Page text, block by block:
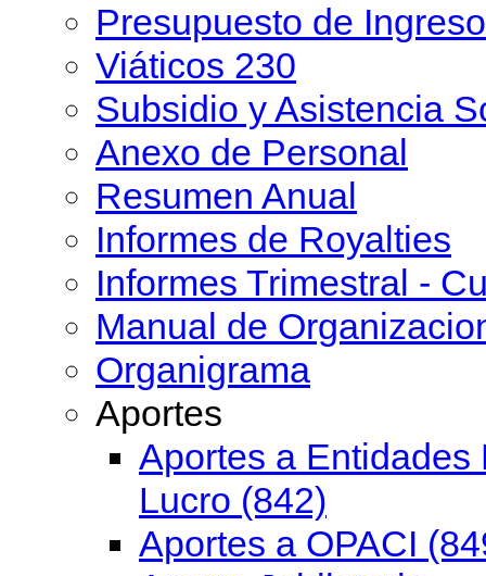
Presupuesto de
Viáticos 230
Subsidio y Asistencia
Anexo de Personal
Resumen Anual
Informes de Royalties
Informes Trimestral -
Manual de
Organigrama
Aportes
Aportes a Entidades
Lucro (842)
Aportes a OPACI